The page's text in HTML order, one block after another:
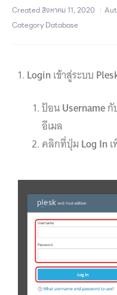
Createdสิงหาคม 11, 2020
Category Database
1. Loginเข้าสู่ระบบ
ป้อนUsernameกั
อีเมล
คลิกที่ปุ่ม Log In